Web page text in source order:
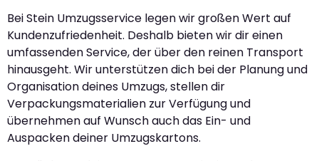
Bei Stein Umzugsservice legen wir großen Wert auf
Kundenzufriedenheit. Deshalb bieten wir dir einen
umfassenden Service, der über den reinen Transport
hinausgeht. Wir unterstützen dich bei der Planung und
Organisation deines Umzugs, stellen dir
Verpackungsmaterialien zur Verfügung und
übernehmen auf Wunsch auch das Ein- und
Auspacken deiner Umzugskartons.